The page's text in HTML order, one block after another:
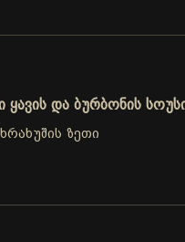
ყავის და ბურბონის
ზეთი